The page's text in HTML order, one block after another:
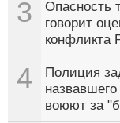
3
Опасность
говорит
конфликта
4
Полиция
воюют за